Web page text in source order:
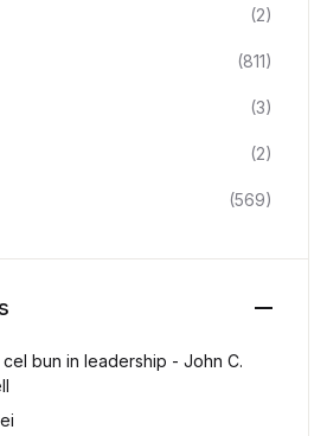
(2)
(811)
(3)
(2)
(569)
cel bun in leadership - John C.